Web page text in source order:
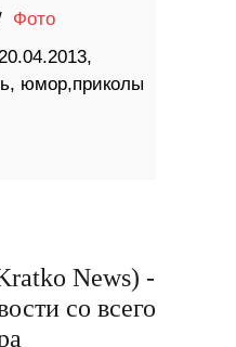
Фото
юмор,приколы
News) -
со всего